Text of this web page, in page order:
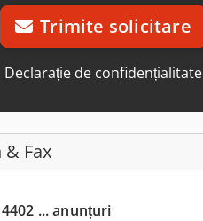
Trimite solicitare
Declarație de confidențialitate
Fax
... anunțuri